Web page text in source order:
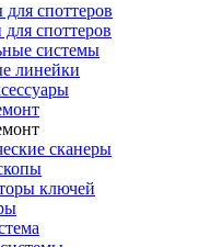
споттеров
споттеров
системы
линейки
сканеры
ключей